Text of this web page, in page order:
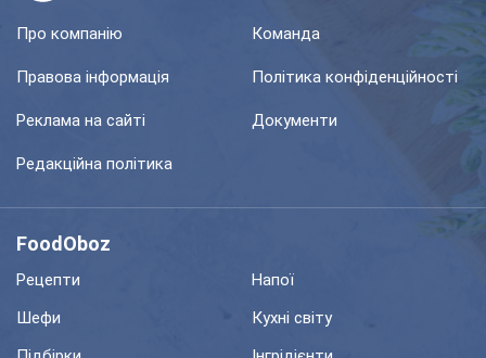
Про компанію Команда
Правова інформація Політика конфіденційності
Реклама на сайті Документи
Редакційна політика
FoodOboz
Рецепти
Напої
Шефи
Кухні світу